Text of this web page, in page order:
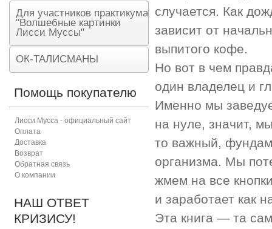
случается. Как
зависит от
выпитого кофе.
Но вот в чем
один владелец и
Именно мы
на нуле, значит,
то важный,
организма. Мы
жмем на все
и заработает как
Эта книга — та
Для участников практикума
"Волшебные картинки
Лисси Муссы"
ОК-ТАЛИСМАНЫ
Помощь покупателю
Лисси Мусса - официальный сайт
Оплата
Доставка
Возврат
Обратная связь
О компании
НАШ ОТВЕТ
КРИЗИСУ!